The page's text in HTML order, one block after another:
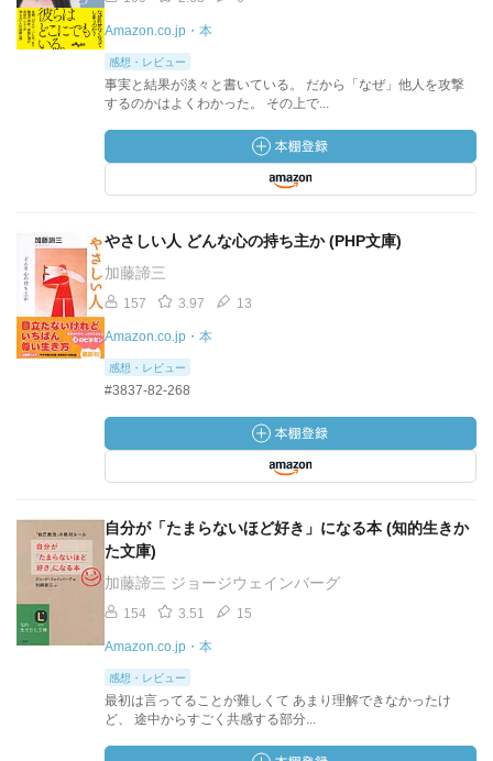
Amazon.co.jp・本
感想・レビュー
事実と結果が淡々と書いている。 だから「なぜ」他人を攻撃
するのかはよくわかった。 その上で...
やさしい人 どんな心の持ち主か (PHP文庫)
加藤諦三
157 3.97 13
Amazon.co.jp・本
感想・レビュー
#3837-82-268
自分が「たまらないほど好き」になる本 (知的生きか
た文庫)
加藤諦三 ジョージウェインバーグ
154 3.51 15
Amazon.co.jp・本
感想・レビュー
最初は言ってることが難しくて あまり理解できなかったけ
ど、 途中からすごく共感する部分...